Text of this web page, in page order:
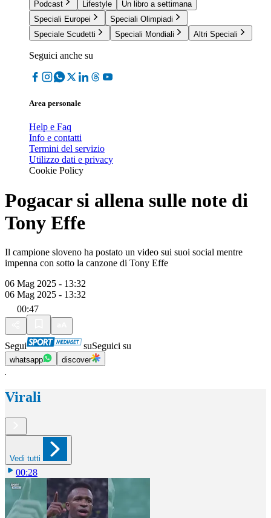
Podcast
Lifestyle
Un libro a settimana
Speciali Europei
Speciali Olimpiadi
Speciale Scudetti
Speciali Mondiali Altri Speciali
Seguici anche su
Area personale
Help e Faq
Info e contatti
Termini del servizio
Utilizzo dati e privacy
Cookie Policy
Pogacar si allena sulle note di
Tony Effe
Il campione sloveno ha postato un video sui suoi social mentre
impenna con sotto la canzone di Tony Effe
06 Mag 2025 - 13:32
06 Mag 2025 - 13:32
00:47
Segui suSeguici su
whatsapp discover
Virali
Vedi tutti
00:28